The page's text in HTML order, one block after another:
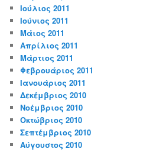
Ιούλιος 2011
Ιούνιος 2011
Μάιος 2011
Απρίλιος 2011
Μάρτιος 2011
Φεβρουάριος 2011
Ιανουάριος 2011
Δεκέμβριος 2010
Νοέμβριος 2010
Οκτώβριος 2010
Σεπτέμβριος 2010
Αύγουστος 2010